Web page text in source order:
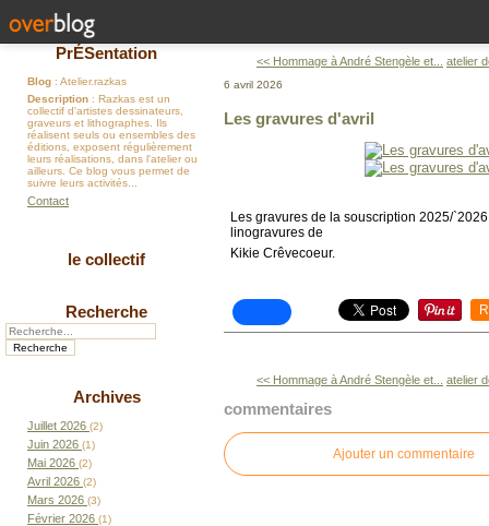
PrÉSentation
Blog : Atelier.razkas
Description : Razkas est un
collectif d'artistes dessinateurs,
graveurs et lithographes. Ils
réalisent seuls ou ensembles des
éditions, exposent régulièrement
leurs réalisations, dans l'atelier ou
ailleurs. Ce blog vous permet de
suivre leurs activités...
Contact
le collectif
Recherche
Archives
Juillet 2026 (2)
Juin 2026 (1)
Mai 2026 (2)
Avril 2026 (2)
Mars 2026 (3)
Février 2026 (1)
<< Hommage à André Stengèle et... atelier
6 avril 2026
Les gravures d'avril
Les gravures de la souscription 2025/
linogravures de
Kikie Crêvecoeur.
<< Hommage à André Stengèle et... atelier
commentaires
Ajouter un commentaire